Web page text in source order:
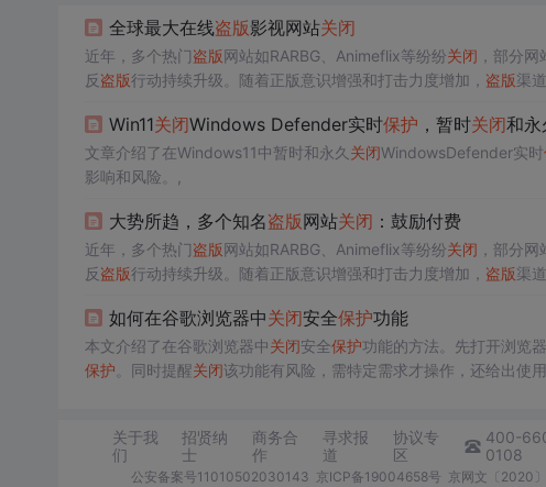
全球最大在线盗版影视网站关闭
近年，多个热门盗版网站如RARBG、Animeflix等纷纷关闭 ，部分
反盗版行动持续升级。随着正版意识增强和打击力度增加， 盗版渠
Win11关闭Windows Defender实时保护 ，暂时关闭和永
文章介绍了在Windows11中暂时和永久 关闭WindowsDefender实时
影响和风险。,
大势所趋，多个知名盗版网站关闭 ：鼓励付费
近年，多个热门盗版网站如RARBG、Animeflix等纷纷关闭 ，部分
反盗版行动持续升级。随着正版意识增强和打击力度增加， 盗版渠
如何在谷歌浏览器中关闭安全保护功能
本文介绍了在谷歌浏览器中关闭安全保护功能的方法。先打开浏览
保护 。同时提醒关闭该功能有风险，需特定需求才操作，还给出使
关于我
们
招贤纳
士
商务合
作
寻求报
道
协议专
区
400-
0108
公安备案号11010502030143 京ICP备19004658号 京网文〔2020